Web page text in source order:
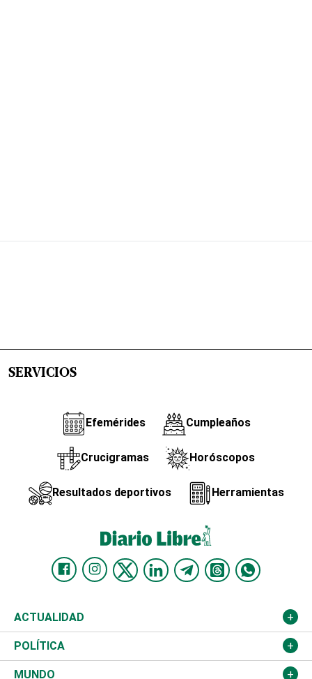
SERVICIOS
Efemérides Cumpleaños
Crucigramas Horóscopos
Resultados deportivos Herramientas
ACTUALIDAD
Nacional
Ciudad
POLÍTICA
Partidos
MUNDO